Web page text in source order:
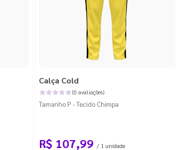
Calça Cold
(0 avaliações)
Tamanho P - Tecido Chimpa
R$ 107,99 / 1 unidade